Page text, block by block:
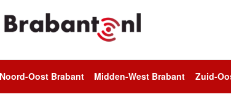
Noord-Oost Brabant Midden-West Brabant Zuid-